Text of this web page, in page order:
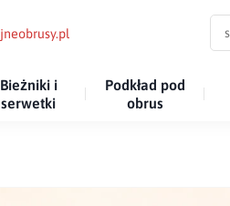
Bieżniki i
serwetki
Podkład pod
obrus